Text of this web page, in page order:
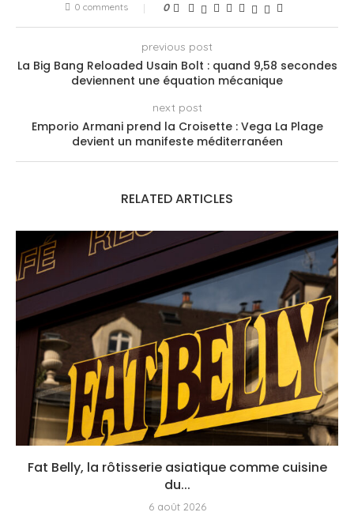
0 comments 0
previous post
La Big Bang Reloaded Usain Bolt : quand 9,58 secondes
deviennent une équation mécanique
next post
Emporio Armani prend la Croisette : Vega La Plage
devient un manifeste méditerranéen
RELATED ARTICLES
Fat Belly, la rôtisserie asiatique comme cuisine
du...
6 août 2026